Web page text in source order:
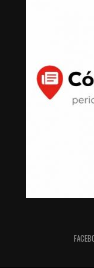
La exhaustiva
diciembre de
efectuaron en